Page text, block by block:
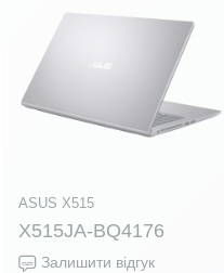
ASUS X515
X515JA-BQ4176
Залишити відгук